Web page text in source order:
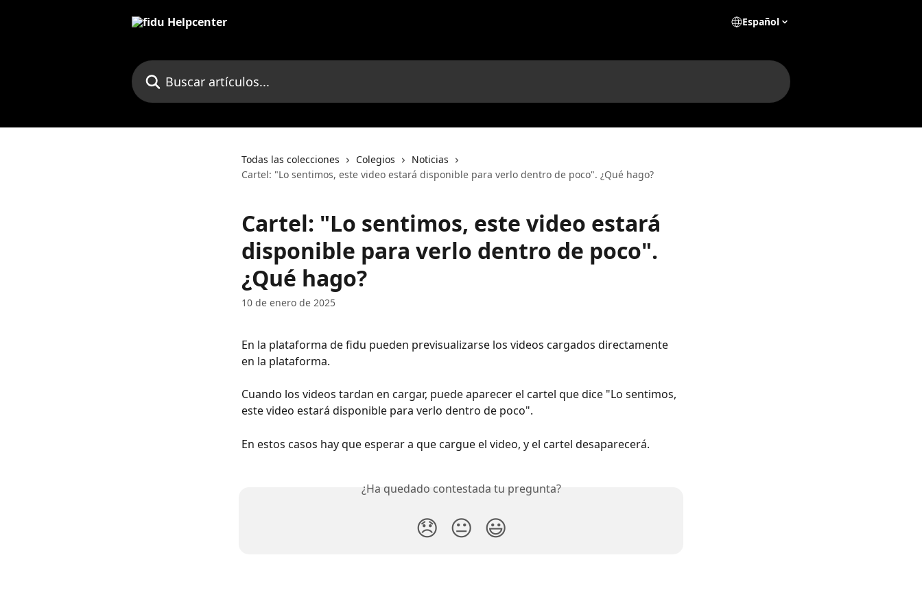
Español
Buscar artículos...
Todas las colecciones Colegios
Noticias
Cartel: "Lo sentimos, este video estará disponible para verlo dentro de poco". ¿Qué hago?
Cartel: "Lo sentimos, este video estará
disponible para verlo dentro de poco".
¿Qué hago?
10 de enero de 2025
En la plataforma de fidu pueden previsualizarse los videos cargados directamente
en la plataforma.
Cuando los videos tardan en cargar, puede aparecer el cartel que dice "Lo sentimos,
este video estará disponible para verlo dentro de poco".
En estos casos hay que esperar a que cargue el video, y el cartel desaparecerá.
¿Ha quedado contestada tu pregunta?
😞 😐 😃